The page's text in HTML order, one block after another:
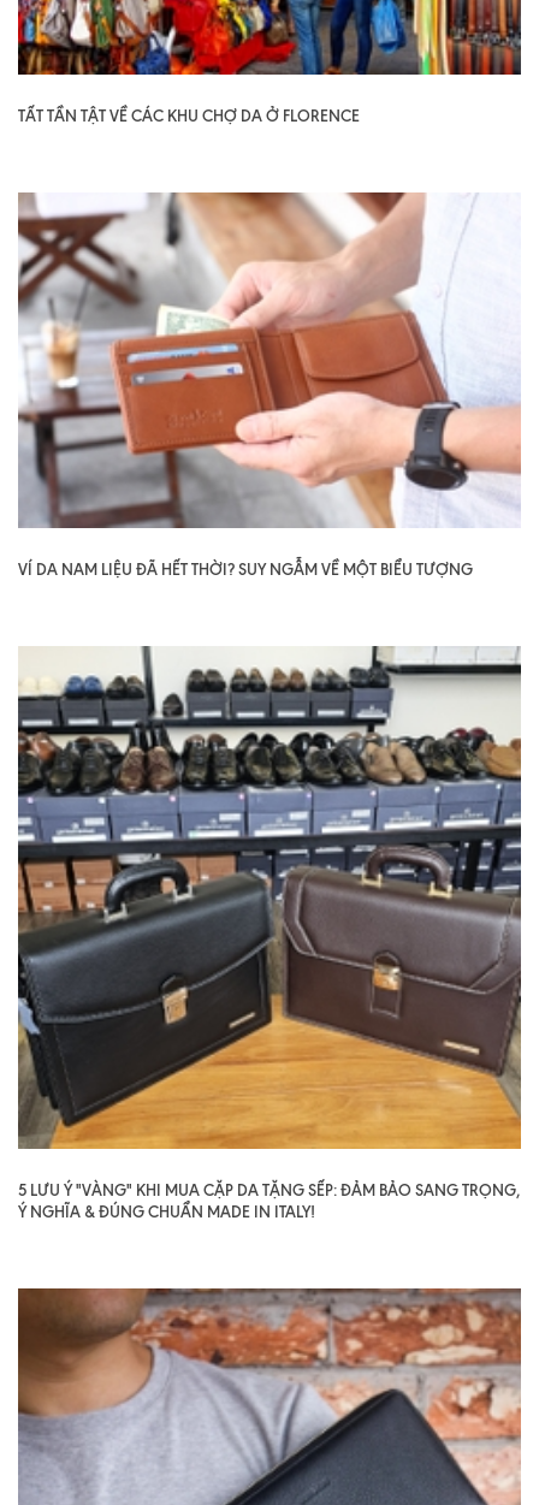
TẤT TẦN TẬT VỀ CÁC KHU CHỢ DA Ở FLORENCE
VÍ DA NAM LIỆU ĐÃ HẾT THỜI? SUY NGẪM VỀ MỘT BIỂU TƯỢNG
5 LƯU Ý "VÀNG" KHI MUA CẶP DA TẶNG SẾP: ĐẢM BẢO SANG TRỌNG,
Ý NGHĨA & ĐÚNG CHUẨN MADE IN ITALY!